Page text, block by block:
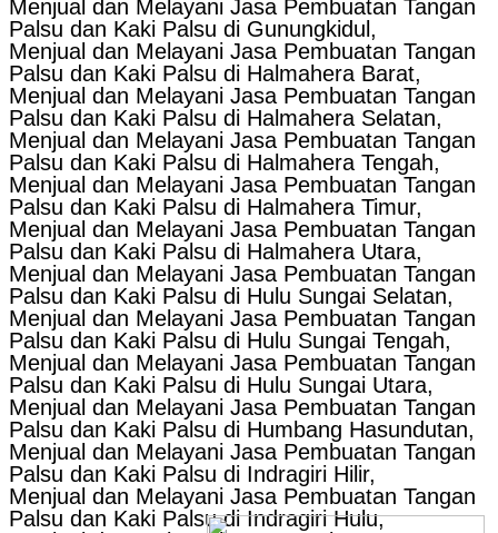
Menjual dan Melayani Jasa Pembuatan Tangan
Palsu dan Kaki Palsu di Gunungkidul,
Menjual dan Melayani Jasa Pembuatan Tangan
Palsu dan Kaki Palsu di Halmahera Barat,
Menjual dan Melayani Jasa Pembuatan Tangan
Palsu dan Kaki Palsu di Halmahera Selatan,
Menjual dan Melayani Jasa Pembuatan Tangan
Palsu dan Kaki Palsu di Halmahera Tengah,
Menjual dan Melayani Jasa Pembuatan Tangan
Palsu dan Kaki Palsu di Halmahera Timur,
Menjual dan Melayani Jasa Pembuatan Tangan
Palsu dan Kaki Palsu di Halmahera Utara,
Menjual dan Melayani Jasa Pembuatan Tangan
Palsu dan Kaki Palsu di Hulu Sungai Selatan,
Menjual dan Melayani Jasa Pembuatan Tangan
Palsu dan Kaki Palsu di Hulu Sungai Tengah,
Menjual dan Melayani Jasa Pembuatan Tangan
Palsu dan Kaki Palsu di Hulu Sungai Utara,
Menjual dan Melayani Jasa Pembuatan Tangan
Palsu dan Kaki Palsu di Humbang Hasundutan,
Menjual dan Melayani Jasa Pembuatan Tangan
Palsu dan Kaki Palsu di Indragiri Hilir,
Menjual dan Melayani Jasa Pembuatan Tangan
Palsu dan Kaki Palsu di Indragiri Hulu,